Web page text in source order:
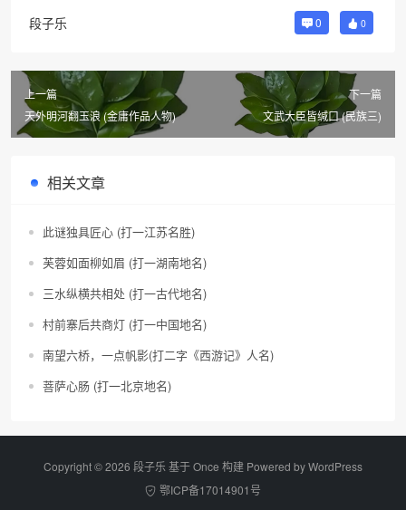
段子乐 0 0
上一篇
天外明河翻玉浪 (金庸作品人物)
下一篇
文武大臣皆缄口 (民族三)
相关文章
此谜独具匠心 (打一江苏名胜)
芙蓉如面柳如眉 (打一湖南地名)
三水纵横共相处 (打一古代地名)
村前寨后共商灯 (打一中国地名)
南望六桥，一点帆影(打二字《西游记》人名)
菩萨心肠 (打一北京地名)
Copyright © 2026 段子乐 基于 Once 构建 Powered byWordPress
鄂ICP备17014901号